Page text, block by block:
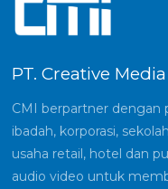
PT. Creative
CMI berpartner dengan
ibadah, korporasi,
usaha retail, hotel dan
audio video untuk